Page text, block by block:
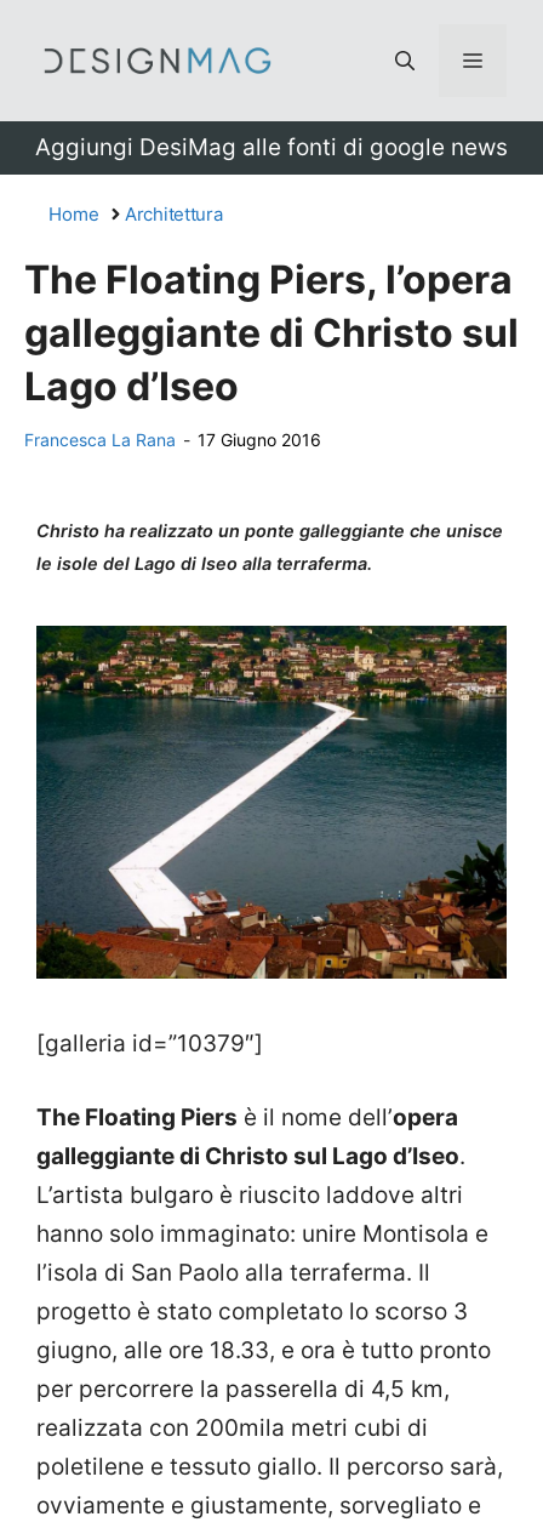
Menu
Aggiungi DesiMag alle fonti di google news
Home Architettura
The Floating Piers, l’opera
galleggiante di Christo sul
Lago d’Iseo
Francesca La Rana - 17 Giugno 2016
Christo ha realizzato un ponte galleggiante che unisce
le isole del Lago di Iseo alla terraferma.
[galleria id=”10379″]
The Floating Piers è il nome dell’opera
galleggiante di Christo sul Lago d’Iseo.
L’artista bulgaro è riuscito laddove altri
hanno solo immaginato: unire Montisola e
l’isola di San Paolo alla terraferma. Il
progetto è stato completato lo scorso 3
giugno, alle ore 18.33, e ora è tutto pronto
per percorrere la passerella di 4,5 km,
realizzata con 200mila metri cubi di
poletilene e tessuto giallo. Il percorso sarà,
ovviamente e giustamente, sorvegliato e